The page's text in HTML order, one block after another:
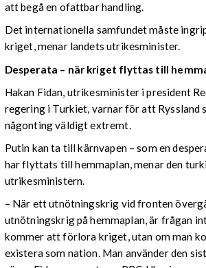
att begå en ofattbar handling.
Det internationella samfundet måste
kriget, menar landets utrikesminister.
Desperata – när kriget flyttas till
Hakan Fidan, utrikesminister i president
regering i Turkiet, varnar för att Ryssland
någonting väldigt extremt.
Putin kan ta till kärnvapen – som en
har flyttats till hemmaplan, menar den
utrikesministern.
– När ett utnötningskrig vid fronten
utnötningskrig på hemmaplan, är frågan
kommer att förlora kriget, utan om man
existera som nation. Man använder den